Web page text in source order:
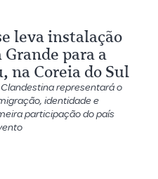
leva instalação
para a
na Coreia do Sul
representará o
identidade e
participação do país